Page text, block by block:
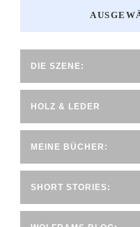
DIE SZENE:
HOLZ & LEDER
MEINE BÜCHER:
SHORT STORIES: